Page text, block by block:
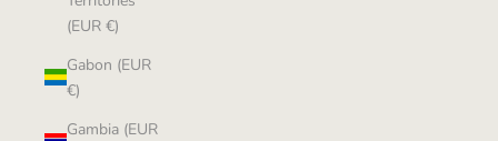
(EUR €)
Gabon (EUR
€)
Gambia (EUR